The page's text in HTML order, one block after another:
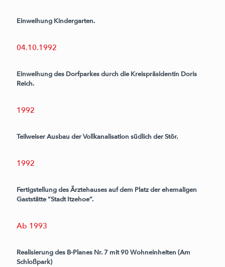
Einweihung Kindergarten.
04.10.1992
Einweihung des Dorfparkes durch die Kreispräsidentin Doris
Reich.
1992
Teilweiser Ausbau der Vollkanalisation südlich der Stör.
1992
Fertigstellung des Ärztehauses auf dem Platz der ehemaligen
Gaststätte “Stadt Itzehoe“.
Ab 1993
Realisierung des B-Planes Nr. 7 mit 90 Wohneinheiten (Am
Schloßpark)